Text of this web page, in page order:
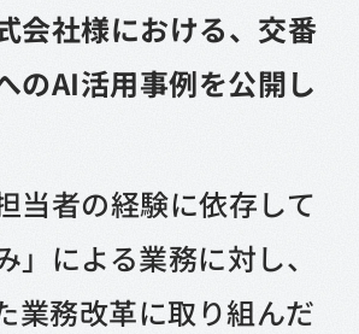
会社様における、交番
のAI活用事例を公開し
当者の経験に依存して
」による業務に対し、
業務改革に取り組んだ